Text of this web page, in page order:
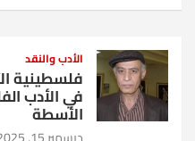
الأدب والنقد
فلسطينية
في الأدب
الأسطة